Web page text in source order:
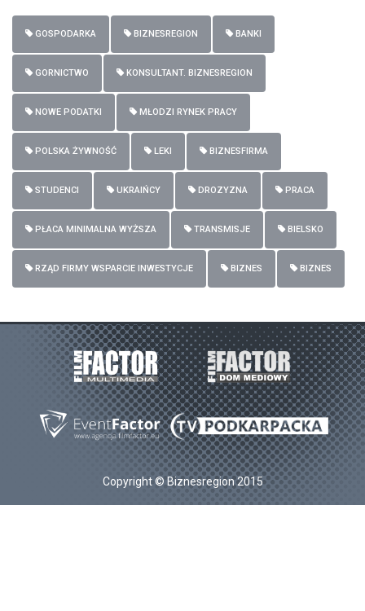
GOSPODARKA BIZNESREGION BANKI
GORNICTWO KONSULTANT. BIZNESREGION
NOWE PODATKI MŁODZI RYNEK PRACY
POLSKA ŻYWNOŚĆ LEKI BIZNESFIRMA
STUDENCI UKRAIŃCY DROZYZNA PRACA
PŁACA MINIMALNA WYŻSZA TRANSMISJE BIELSKO
RZĄD FIRMY WSPARCIE INWESTYCJE BIZNES BIZNES
Copyright © Biznesregion 2015